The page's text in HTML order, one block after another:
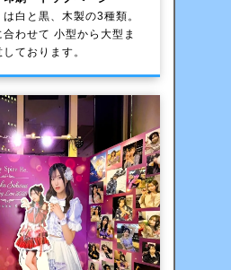
白と黒、木製の3種類。
わせて 小型から大型ま
ております。